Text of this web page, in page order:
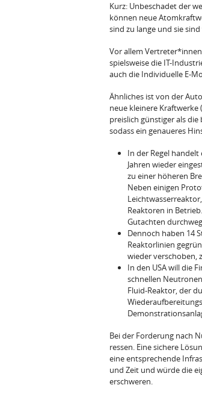
Kurz: Unbeschadet der
können neue
sind zu lange und sie
Vor allem
spielsweise die IT-
auch die Individuelle E-
Ähnliches ist von der
neue kleinere Kraftwerke
preislich günstiger als
sodass ein genaueres
In der Regel handelt
Jahren wieder
zu einer höheren
Neben einigen
Reaktoren in
Gutachten
Dennoch haben 14
Reaktorlinien
wieder verschoben,
In den USA will die
schnellen
Fluid-Reaktor, der
Bei der Forderung nach
ressen. Eine sichere
eine entsprechende
und Zeit und würde die
erschweren.